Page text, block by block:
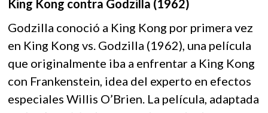
King Kong contra Godzilla (1962)
Godzilla conoció a King Kong por primera vez
en King Kong vs. Godzilla (1962), una película
que originalmente iba a enfrentar a King Kong
con Frankenstein, idea del experto en efectos
especiales Willis O’Brien. La película, adaptada